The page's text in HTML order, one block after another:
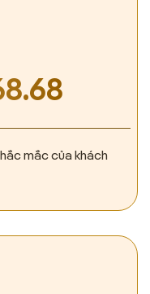
mắc của khách